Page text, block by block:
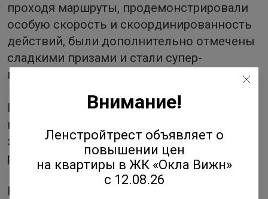
проходя маршруты, продемонстрировали
особую скорость и скоординированность
действий, были дополнительно отмечены
сладкими призами и стали супер-
победителями.
Познавательная игра увлекла и родителей,
которые смогли забыть о повседневных
заботах и весело провели время, проходя
разные маршруты с детьми.
Кстати, мероприятие соседи организовали
Внимание!
Ленстройтрест объявляет о
повышении цен
на квартиры в ЖК «Окла Вижн»
с 12.08.26